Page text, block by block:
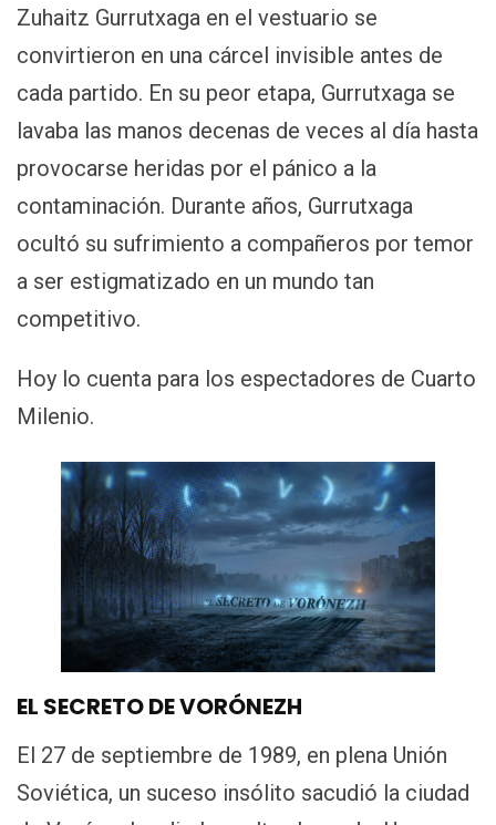
Zuhaitz Gurrutxaga en el vestuario se
convirtieron en una cárcel invisible antes de
cada partido. En su peor etapa, Gurrutxaga se
lavaba las manos decenas de veces al día hasta
provocarse heridas por el pánico a la
contaminación. Durante años, Gurrutxaga
ocultó su sufrimiento a compañeros por temor
a ser estigmatizado en un mundo tan
competitivo.
Hoy lo cuenta para los espectadores de Cuarto
Milenio.
EL SECRETO DE VORÓNEZH
El 27 de septiembre de 1989, en plena Unión
Soviética, un suceso insólito sacudió la ciudad